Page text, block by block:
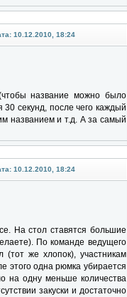
10.12.2010, 18:24
название можно было
секунд, после чего каждый
названием и т.д. А за самый
10.12.2010, 18:24
На стол ставятся большие
По команде ведущего
(тот же хлопок), участникам
этого одна рюмка убирается
на одну меньше количества
закуски и достаточно